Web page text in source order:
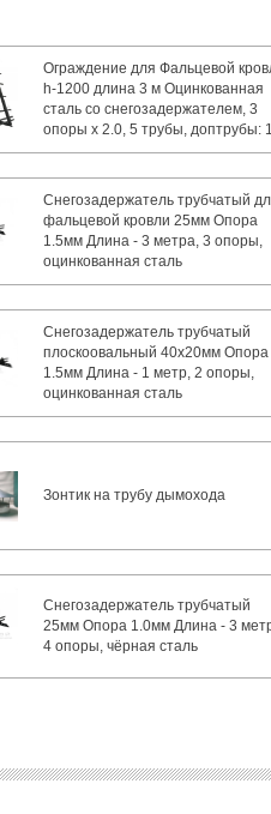
Ограждение для Фальцевой
h-1200 длина 3 м Оцинкованная
сталь со снегозадержателем, 3
опоры х 2.0, 5 трубы, доптрубы: 1
Снегозадержатель трубчатый
фальцевой кровли 25мм Опора
1.5мм Длина - 3 метра, 3 опоры,
оцинкованная сталь
Снегозадержатель трубчатый
плоскоовальный 40х20мм Опора
1.5мм Длина - 1 метр, 2 опоры,
оцинкованная сталь
Зонтик на трубу дымохода
Снегозадержатель трубчатый
25мм Опора 1.0мм Длина - 3
4 опоры, чёрная сталь